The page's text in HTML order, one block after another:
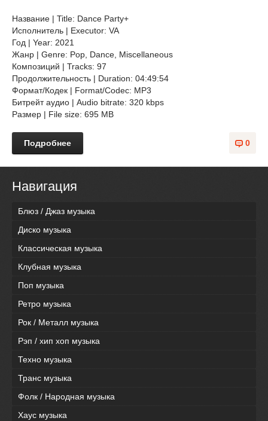
Название | Title: Dance Party+
Исполнитель | Executor: VA
Год | Year: 2021
Жанр | Genre: Pop, Dance, Miscellaneous
Композиций | Tracks: 97
Продолжительность | Duration: 04:49:54
Формат/Кодек | Format/Codec: MP3
Битрейт аудио | Audio bitrate: 320 kbps
Размер | File size: 695 MB
0
Подробнее
Навигация
Блюз / Джаз музыка
Диско музыка
Классическая музыка
Клубная музыка
Поп музыка
Ретро музыка
Рок / Металл музыка
Рэп / хип хоп музыка
Техно музыка
Транс музыка
Фолк / Народная музыка
Хаус музыка